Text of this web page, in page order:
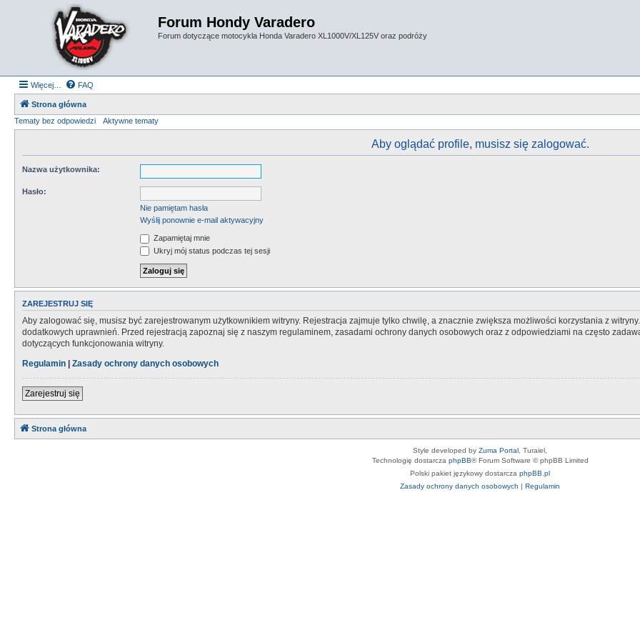
Forum Hondy Varadero
Forum dotyczące motocykla Honda Varadero XL1000V/XL125V oraz podróży
Więcej… FAQ
Strona główna
Tematy bez odpowiedzi
Aktywne tematy
Aby oglądać profile, musisz się zalogować.
Nazwa użytkownika:
Hasło:
Nie pamiętam hasła
Wyślij ponownie e-mail aktywacyjny
Zapamiętaj mnie
Ukryj mój status podczas tej sesji
ZAREJESTRUJ SIĘ
Aby zalogować się, musisz być zarejestrowanym użytkownikiem witryny. Rejestracja zajmuje tylko chwilę, a znacznie zwiększa możliwości korzystania z
dodatkowych uprawnień. Przed rejestracją zapoznaj się z naszym regulaminem, zasadami ochrony danych osobowych oraz z odpowiedziami na często
dotyczących funkcjonowania witryny.
Regulamin | Zasady ochrony danych osobowych
Zarejestruj się
Strona główna
Style developed by Zuma Portal , Turaiel,
Technologię dostarcza phpBB® Forum Software © phpBB Limited
Polski pakiet językowy dostarcza phpBB.pl
Zasady ochrony danych osobowych | Regulamin